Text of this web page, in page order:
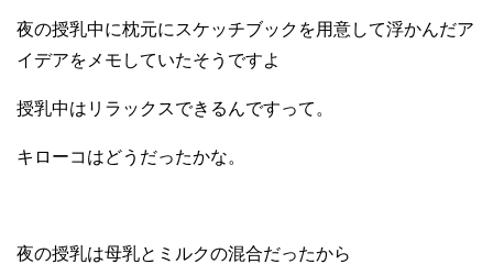
夜の授乳中に枕元にスケッチブックを用意して浮かんだア
イデアをメモしていたそうですよ
授乳中はリラックスできるんですって。
キローコはどうだったかな。
夜の授乳は母乳とミルクの混合だったから